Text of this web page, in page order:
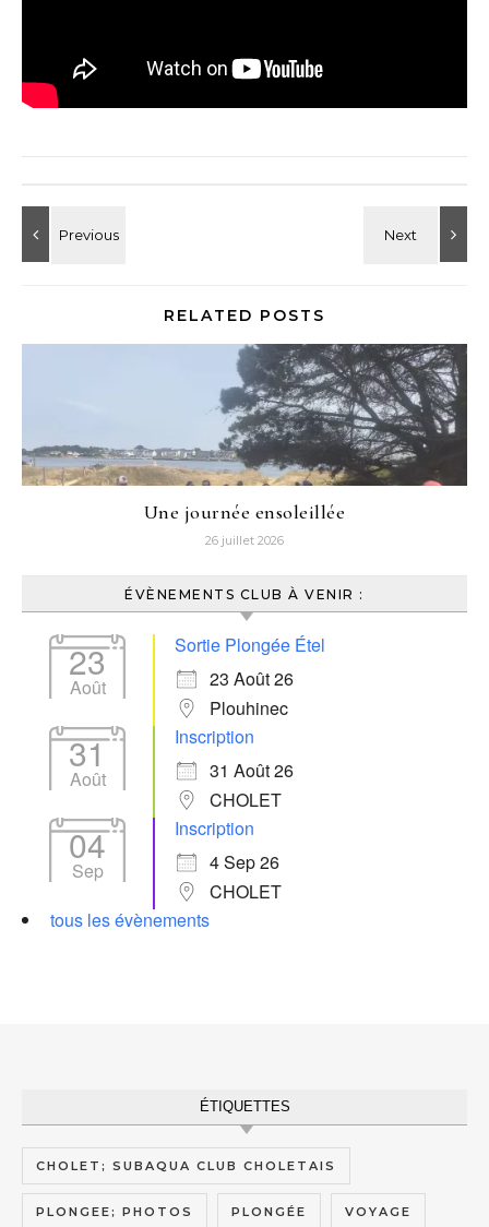
RELATED POSTS
Une journée ensoleillée
26 juillet 2026
ÉVÈNEMENTS CLUB À VENIR :
23
Août
Sortie Plongée Étel
23 Août 26
Plouhinec
31
Août
Inscription
31 Août 26
CHOLET
04
Sep
Inscription
4 Sep 26
CHOLET
tous les évènements
ÉTIQUETTES
CHOLET; SUBAQUA CLUB CHOLETAIS
PLONGEE; PHOTOS PLONGÉE VOYAGE